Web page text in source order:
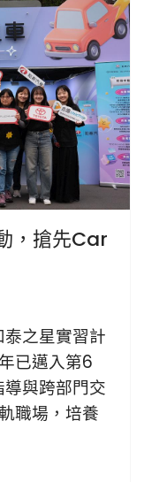
，搶先Car
之星實習計
已邁入第6
與跨部門交
職場，培養